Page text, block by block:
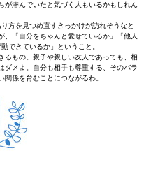
が潜んでいたと気づく人もいるかもしれん
方を見つめ直すきっかけが訪れそうなと
、「自分をちゃんと愛せているか」「他人
できているか」ということ。
るもの。親子や親しい友人であっても、相
ダメよ。自分も相手も尊重する、そのバラ
係を育むことにつながるわ。